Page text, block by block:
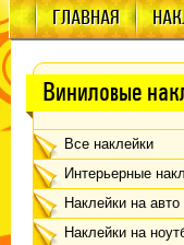
ГЛАВНАЯ
Виниловые
Все наклейки
Интерьерные
Наклейки на авто
Наклейки на